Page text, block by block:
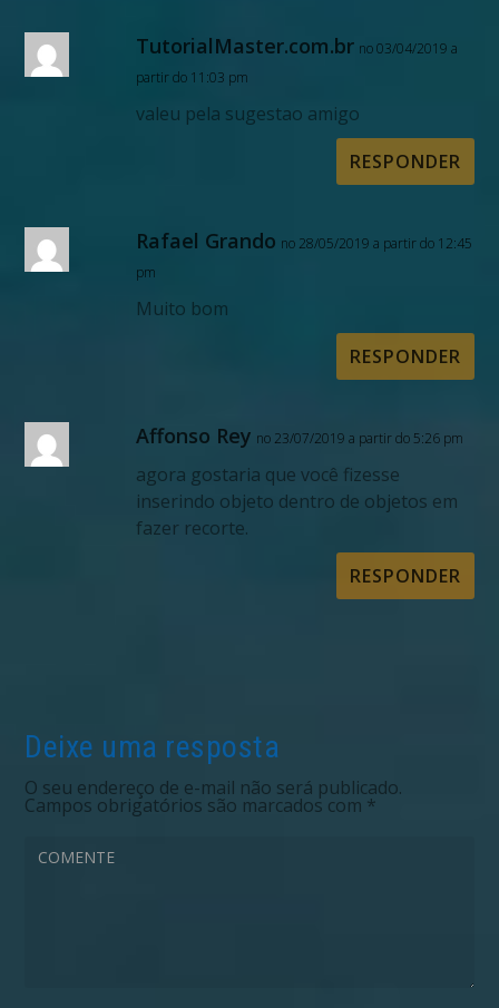
TutorialMaster.com.br no 03/04/2019 a
partir do 11:03 pm
valeu pela sugestao amigo
RESPONDER
Rafael Grando no 28/05/2019 a partir do 12:45
pm
Muito bom
RESPONDER
Affonso Rey no 23/07/2019 a partir do 5:26 pm
agora gostaria que você fizesse
inserindo objeto dentro de objetos em
fazer recorte.
RESPONDER
Deixe uma resposta
O seu endereço de e-mail não será publicado.
Campos obrigatórios são marcados com *